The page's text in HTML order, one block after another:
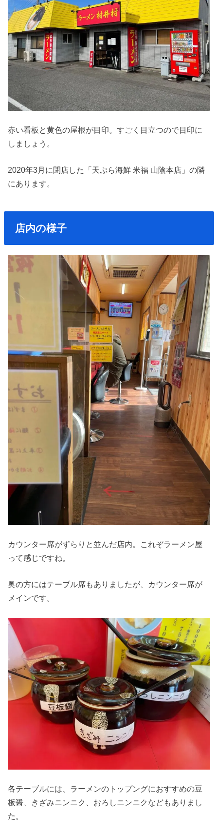
赤い看板と黄色の屋根が目印。すごく目立つので目印に
しましょう。
2020年3月に閉店した「天ぷら海鮮 米福 山陰本店」の隣
にあります。
店内の様子
カウンター席がずらりと並んだ店内。これぞラーメン屋
って感じですね。
奥の方にはテーブル席もありましたが、カウンター席が
メインです。
各テーブルには、ラーメンのトップングにおすすめの豆
板醤、きざみニンニク、おろしニンニクなどもありまし
た。